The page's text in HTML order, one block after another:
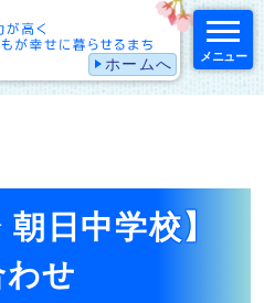
ホームへ メニュー
朝日中学校】
せ